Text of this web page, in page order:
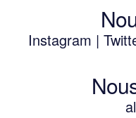
Instagram |